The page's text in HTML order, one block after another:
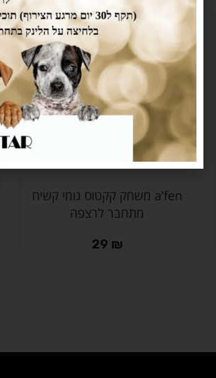
מידע נוסף a’fen משחק קקטוס גומי קשיח
מתחבר לרצפה
29 ₪